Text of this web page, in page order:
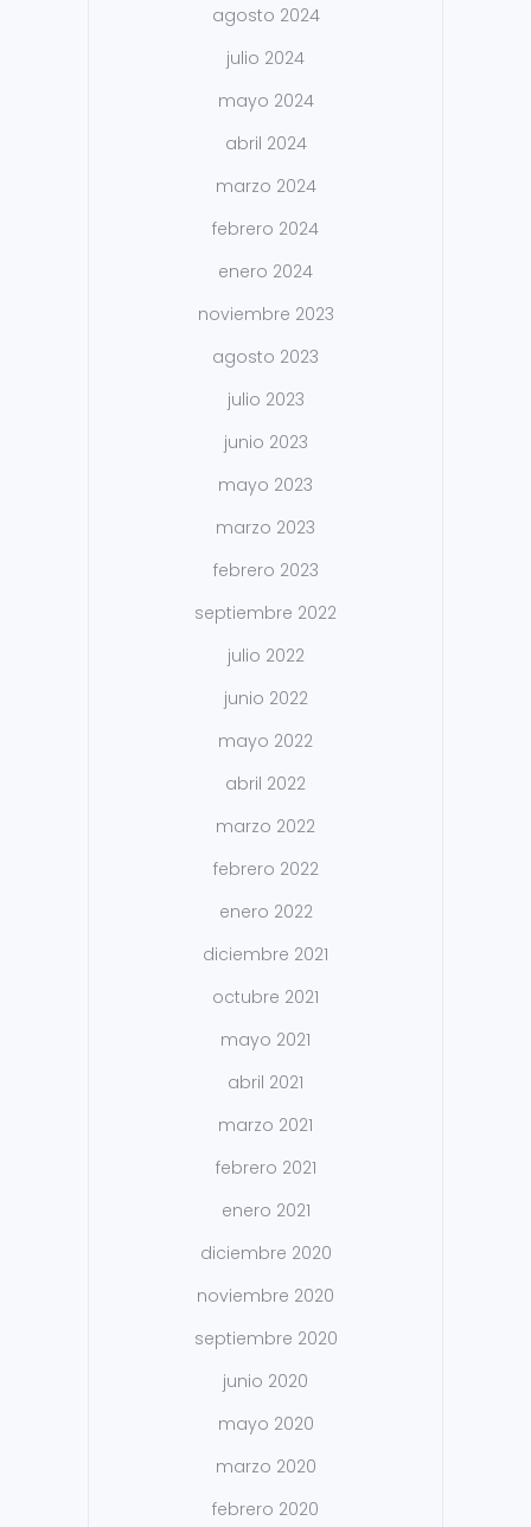
agosto 2024
julio 2024
mayo 2024
abril 2024
marzo 2024
febrero 2024
enero 2024
noviembre 2023
agosto 2023
julio 2023
junio 2023
mayo 2023
marzo 2023
febrero 2023
septiembre 2022
julio 2022
junio 2022
mayo 2022
abril 2022
marzo 2022
febrero 2022
enero 2022
diciembre 2021
octubre 2021
mayo 2021
abril 2021
marzo 2021
febrero 2021
enero 2021
diciembre 2020
noviembre 2020
septiembre 2020
junio 2020
mayo 2020
marzo 2020
febrero 2020